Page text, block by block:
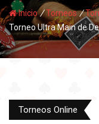
Inicio/Torneos/
Torneo Ultra Main de
Torneos Online